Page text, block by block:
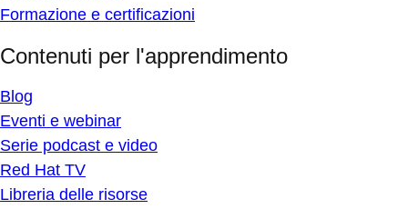
Formazione e certificazioni
Contenuti per l'apprendimento
Blog
Eventi e webinar
Serie podcast e video
Red Hat TV
Libreria delle risorse